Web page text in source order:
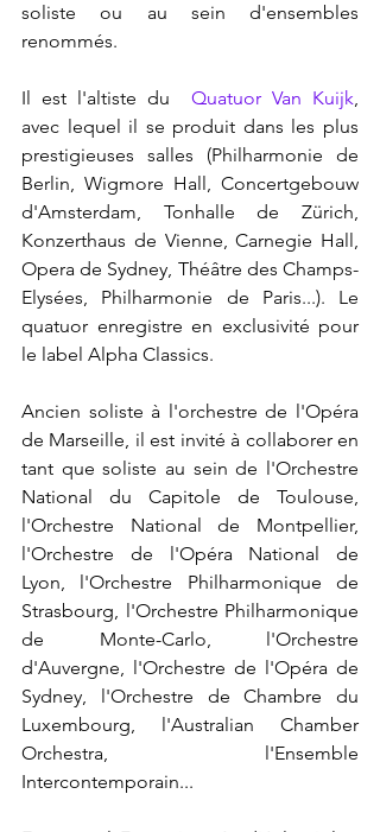
soliste ou au sein d'ensembles
renommés.
Il est l'altiste du Quatuor Van Kuijk,
avec lequel il se produit dans les plus
prestigieuses salles (Philharmonie de
Berlin, Wigmore Hall, Concertgebouw
d'Amsterdam, Tonhalle de Zürich,
Konzerthaus de Vienne, Carnegie Hall,
Opera de Sydney, Théâtre des Champs-
Elysées, Philharmonie de Paris...). Le
quatuor enregistre en exclusivité pour
le label Alpha Classics.
Ancien soliste à l'orchestre de l'Opéra
de Marseille, il est invité à collaborer en
tant que soliste au sein de l'Orchestre
National du Capitole de Toulouse,
l'Orchestre National de Montpellier,
l'Orchestre de l'Opéra National de
Lyon, l'Orchestre Philharmonique de
Strasbourg, l'Orchestre Philharmonique
de Monte-Carlo, l'Orchestre
d'Auvergne, l'Orchestre de l'Opéra de
Sydney, l'Orchestre de Chambre du
Luxembourg, l'Australian Chamber
Orchestra, l'Ensemble
Intercontemporain...